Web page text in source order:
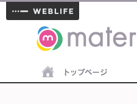
materials